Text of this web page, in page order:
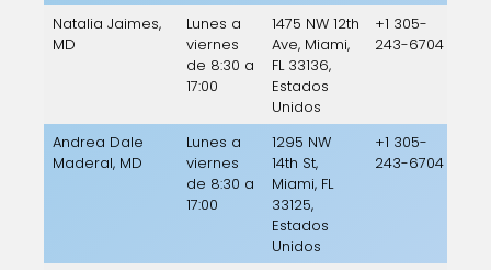
Natalia Jaimes,
MD
Lunes a
viernes
de 8:30 a
17:00
1475 NW 12th
Ave, Miami,
FL 33136,
Estados
Unidos
+1 305-
243-6704
Andrea Dale
Maderal, MD
Lunes a
viernes
de 8:30 a
17:00
1295 NW
14th St,
Miami, FL
33125,
Estados
Unidos
+1 305-
243-6704